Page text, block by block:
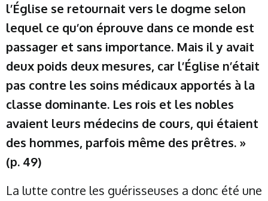
l’Église se retournait vers le dogme selon
lequel ce qu’on éprouve dans ce monde est
passager et sans importance. Mais il y avait
deux poids deux mesures, car l’Église n’était
pas contre les soins médicaux apportés à la
classe dominante. Les rois et les nobles
avaient leurs médecins de cours, qui étaient
des hommes, parfois même des prêtres. »
(p. 49)
La lutte contre les guérisseuses a donc été une